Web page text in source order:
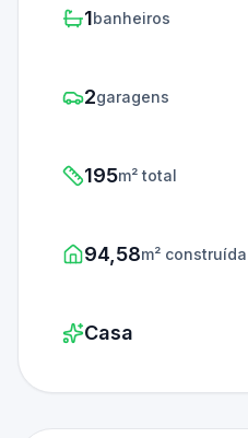
1banheiros
2garagens
195m² total
94,58m² construída
Casa